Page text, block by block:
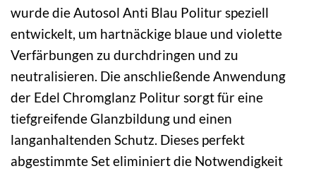
wurde die Autosol Anti Blau Politur speziell
entwickelt, um hartnäckige blaue und violette
Verfärbungen zu durchdringen und zu
neutralisieren. Die anschließende Anwendung
der Edel Chromglanz Politur sorgt für eine
tiefgreifende Glanzbildung und einen
langanhaltenden Schutz. Dieses perfekt
abgestimmte Set eliminiert die Notwendigkeit